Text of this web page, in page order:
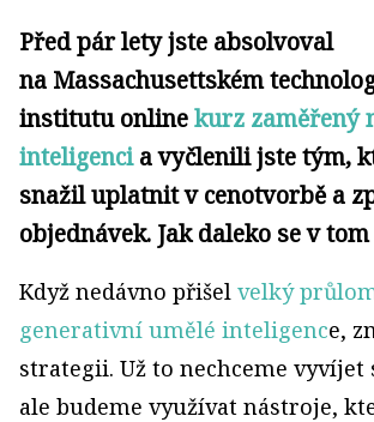
Před pár lety jste absolvoval
na Massachusettském
institutu onlinekurz zaměřený
inteligencia vyčlenili jste tým,
snažil uplatnit v cenotvorbě a
objednávek. Jak daleko se v
Když nedávno přišel velký
generativní umělé inteligence,
strategii. Už to nechceme vyvíjet
ale budeme využívat nástroje,